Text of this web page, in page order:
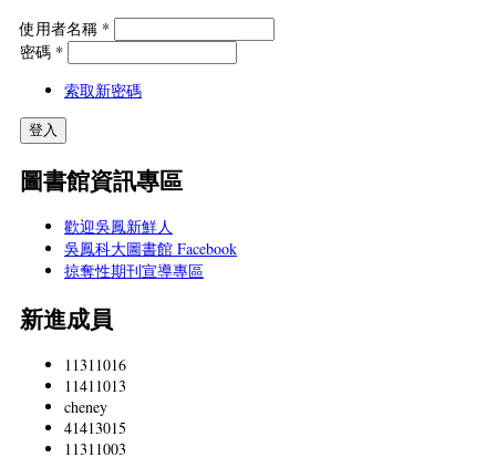
使用者名稱 *
密碼 *
索取新密碼
圖書館資訊專區
歡迎吳鳳新鮮人
吳鳳科大圖書館 Facebook
掠奪性期刊宣導專區
新進成員
11311016
11411013
cheney
41413015
11311003